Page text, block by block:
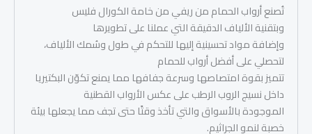
تُصنع أرواب الحمام من ريفي من خامة الكورال فليس
وبتقنية الألياف الدقيقة التي عملنا على تطويرها
وإضافة مواد تحسينية إليها للتحكم في طول وسُمك الألياف،
لتحصلي على أفضل أرواب للحمام
تتميز بقوة امتصاصها وسرعة جفافها مما يمنع تكوّن البكتيريا
داخل نسيج الروب الرطب على عكس الأرواب القطنية
الموجودة بالأسواق والتي تأخذ وقتًا حتى تجف مما يجعلها بيئة
خصبة لنمو الجراثيم.